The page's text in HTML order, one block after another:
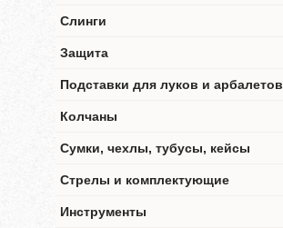
Слинги
Защита
Подставки для луков и арбалетов
Колчаны
Сумки, чехлы, тубусы, кейсы
Стрелы и комплектующие
Инструменты